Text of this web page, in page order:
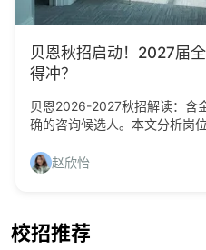
贝恩秋招启动！2027届
得冲？
贝恩2026-2027秋招解读：含
确的咨询候选人。本文分析岗
赵欣怡
校招推荐